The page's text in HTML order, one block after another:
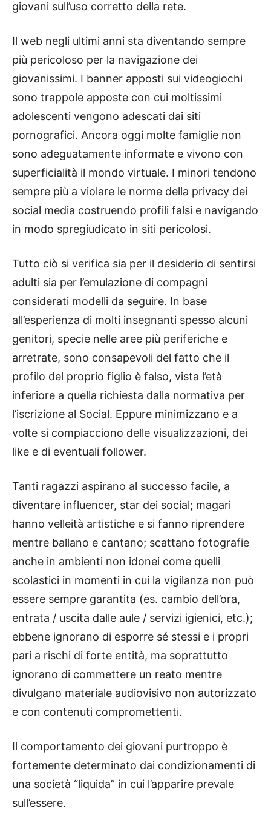
giovani sull’uso corretto della rete.
Il web negli ultimi anni sta diventando sempre
più pericoloso per la navigazione dei
giovanissimi. I banner apposti sui videogiochi
sono trappole apposte con cui moltissimi
adolescenti vengono adescati dai siti
pornografici. Ancora oggi molte famiglie non
sono adeguatamente informate e vivono con
superficialità il mondo virtuale. I minori tendono
sempre più a violare le norme della privacy dei
social media costruendo profili falsi e navigando
in modo spregiudicato in siti pericolosi.
Tutto ciò si verifica sia per il desiderio di sentirsi
adulti sia per l’emulazione di compagni
considerati modelli da seguire. In base
all’esperienza di molti insegnanti spesso alcuni
genitori, specie nelle aree più periferiche e
arretrate, sono consapevoli del fatto che il
profilo del proprio figlio è falso, vista l’età
inferiore a quella richiesta dalla normativa per
l’iscrizione al Social. Eppure minimizzano e a
volte si compiacciono delle visualizzazioni, dei
like e di eventuali follower.
Tanti ragazzi aspirano al successo facile, a
diventare influencer, star dei social; magari
hanno velleità artistiche e si fanno riprendere
mentre ballano e cantano; scattano fotografie
anche in ambienti non idonei come quelli
scolastici in momenti in cui la vigilanza non può
essere sempre garantita (es. cambio dell’ora,
entrata / uscita dalle aule / servizi igienici, etc.);
ebbene ignorano di esporre sé stessi e i propri
pari a rischi di forte entità, ma soprattutto
ignorano di commettere un reato mentre
divulgano materiale audiovisivo non autorizzato
e con contenuti compromettenti.
Il comportamento dei giovani purtroppo è
fortemente determinato dai condizionamenti di
una società “liquida” in cui l’apparire prevale
sull’essere.